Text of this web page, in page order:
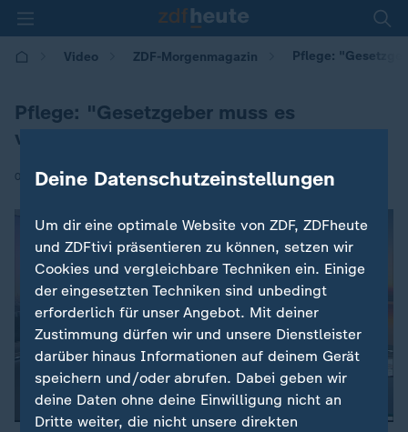
Video ZDF-Morgenmagazin Pflege:
Pflege: "Gesetzgeber muss es
vorantreiben"
03.02.2026 | 05:30
Deine Datenschutzeinstellungen
Um dir eine optimale Website von ZDF, ZDFheute
und ZDFtivi präsentieren zu können, setzen wir
Cookies und vergleichbare Techniken ein. Einige
der eingesetzten Techniken sind unbedingt
erforderlich für unser Angebot. Mit deiner
Zustimmung dürfen wir und unsere Dienstleister
darüber hinaus Informationen auf deinem Gerät
speichern und/oder abrufen. Dabei geben wir
deine Daten ohne deine Einwilligung nicht an
Dritte weiter, die nicht unsere direkten